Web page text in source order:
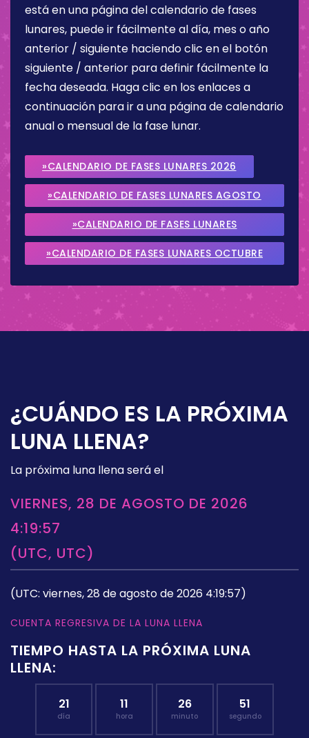
está en una página del calendario de fases
lunares, puede ir fácilmente al día, mes o año
anterior / siguiente haciendo clic en el botón
siguiente / anterior para definir fácilmente la
fecha deseada. Haga clic en los enlaces a
continuación para ir a una página de calendario
anual o mensual de la fase lunar.
»CALENDARIO DE FASES LUNARES 2026
»CALENDARIO DE FASES LUNARES AGOSTO
2026
»CALENDARIO DE FASES LUNARES
SEPTIEMBRE 2026
»CALENDARIO DE FASES LUNARES OCTUBRE
¿CUÁNDO ES LA PRÓXIMA
LUNA LLENA?
La próxima luna llena será el
VIERNES, 28 DE AGOSTO DE 2026
4:19:57
(UTC, UTC)
(UTC: viernes, 28 de agosto de 2026 4:19:57)
CUENTA REGRESIVA DE LA LUNA LLENA
TIEMPO HASTA LA PRÓXIMA LUNA
LLENA:
21
día
11
hora
26
minuto
50
segundo